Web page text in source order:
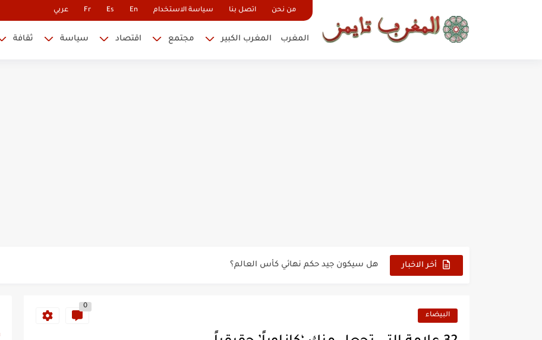
من نحن اتصل بنا سياسة الاستخدام En
Es
Fr عربي
المغرب المغرب الكبير مجتمع اقتصاد سياسة ثقافة
أخر الاخبار هل سيكون جيد حكم نهائي كأس العالم؟
الحرب الهولندية المغربية (1775-1777)
البيضاء
0